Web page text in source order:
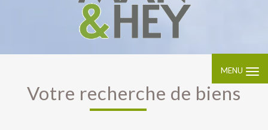
MENU
votre recherche de biens